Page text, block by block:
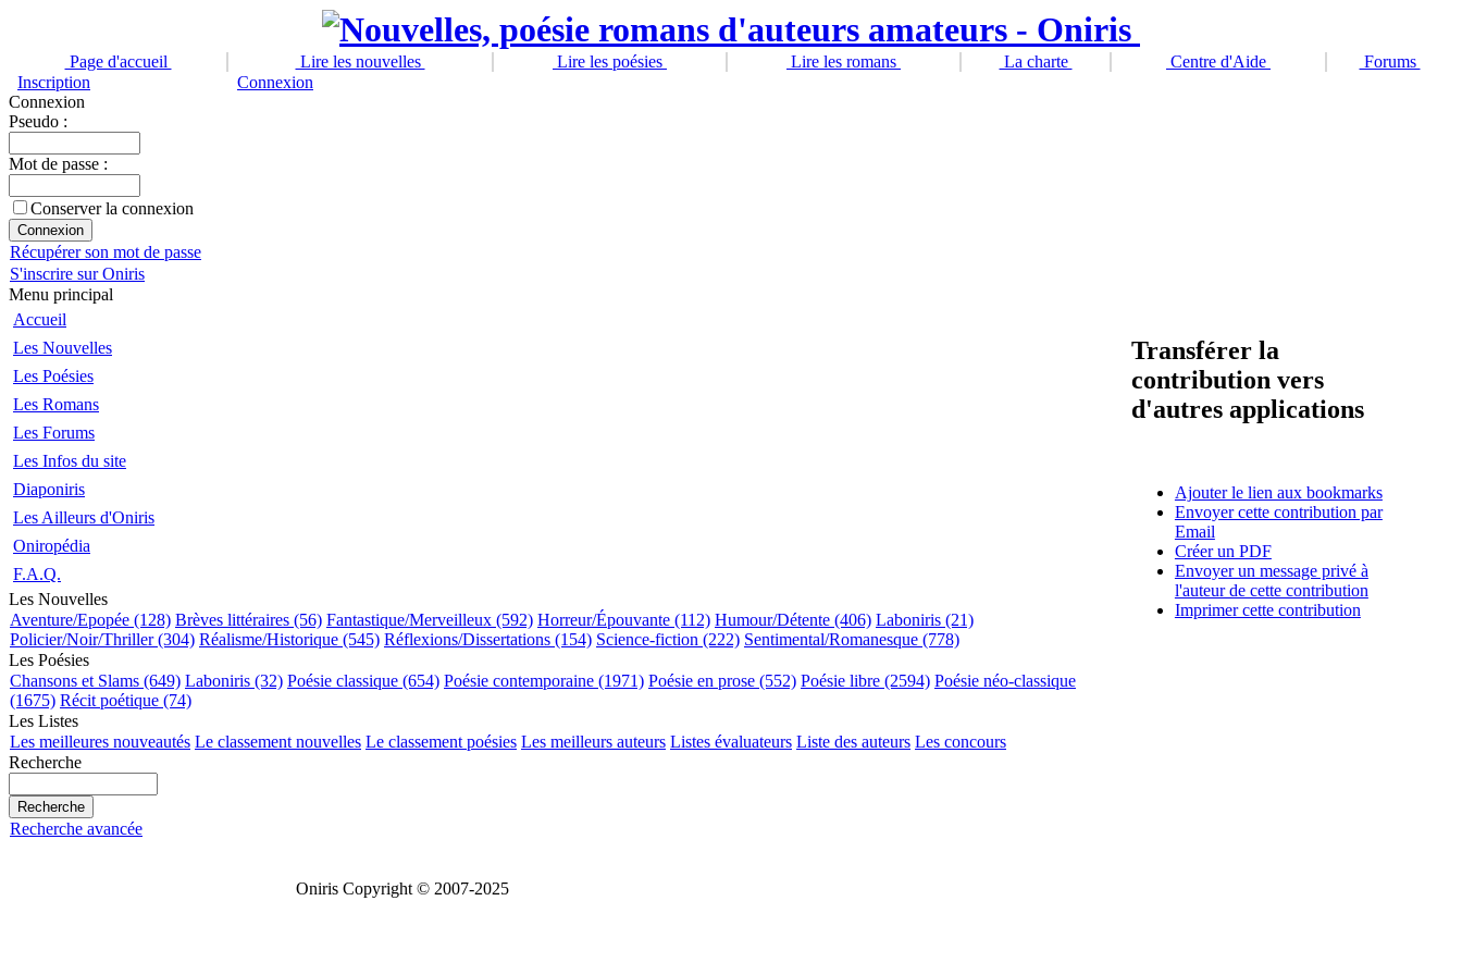
Page d'accueil Lire les nouvelles Lire les poésies Lire les romans La charte Centre d'Aide
Forums
Inscription
Connexion
Connexion
Pseudo :
Mot de passe :
Conserver la connexion
Récupérer son mot de passe
S'inscrire sur Oniris
Menu principal
Accueil
Les Nouvelles
Les Poésies
Les Romans
Les Forums
Les Infos du site
Diaponiris
Les Ailleurs d'Oniris
Oniropédia
F.A.Q.
Les Nouvelles
Aventure/Epopée (128) Brèves littéraires (56) Fantastique/Merveilleux (592) Horreur/Épouvante (112) Humour/Détente (406) Laboniris (21)
Policier/Noir/Thriller (304) Réalisme/Historique (545) Réflexions/Dissertations (154) Science-fiction (222) Sentimental/Romanesque (778)
Les Poésies
Chansons et Slams (649) Laboniris (32) Poésie classique (654) Poésie contemporaine (1971) Poésie en prose (552) Poésie libre (2594) Poésie néo-classique
(1675) Récit poétique (74)
Les Listes
Les meilleures nouveautés Le classement nouvelles Le classement poésies Les meilleurs auteurs Listes évaluateurs Liste des auteurs Les concours
Recherche
Recherche avancée
Transférer la
contribution vers
d'autres applications
Ajouter le lien aux bookmarks
Envoyer cette contribution par
Email
Créer un PDF
Envoyer un message privé à
l'auteur de cette contribution
Imprimer cette contribution
Oniris Copyright © 2007-2025